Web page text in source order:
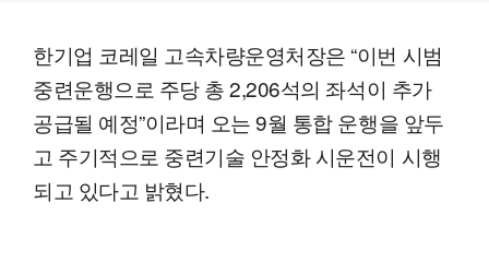
한기업 코레일 고속차량운영처장은 “이번 시범
중련운행으로 주당 총 2,206석의 좌석이 추가
공급될 예정”이라며 오는 9월 통합 운행을 앞두
고 주기적으로 중련기술 안정화 시운전이 시행
되고 있다고 밝혔다.